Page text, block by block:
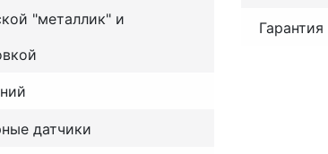
"металлик" и
датчики
Гарантия